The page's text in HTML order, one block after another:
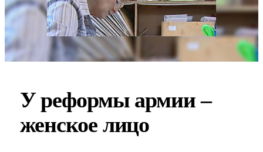
У реформы армии –
женское лицо